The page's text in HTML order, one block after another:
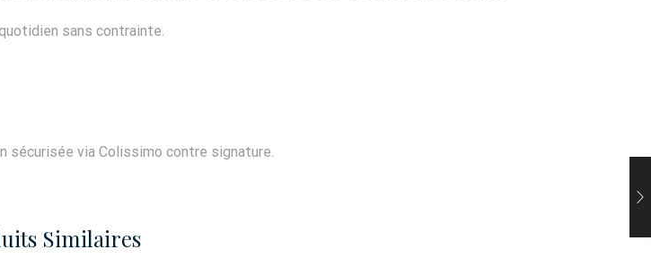
sans contrainte.
sécurisée via Colissimo contre signature.
Similaires